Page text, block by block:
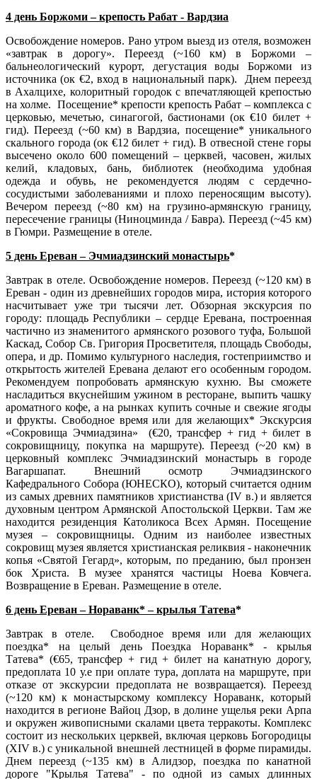
4 день Боржоми – крепость Рабат - Вардзиа
Освобождение номеров. Рано утром выезд из отеля, возможен
«завтрак в дорогу». Переезд (~160 км) в Боржоми –
бальнеологический курорт, дегустация воды Боржоми из
источника (ок €2, вход в национальный парк). Днем переезд
в Ахалцихе, колоритный городок с впечатляющей крепостью
на холме. Посещение* крепости крепость Рабат – комплекса с
церковью, мечетью, синагогой, бастионами (ок €10 билет +
гид). Переезд (~60 км) в Вардзиа, посещение* уникального
скального города (ок €12 билет + гид). В отвесной стене горы
высечено около 600 помещений – церквей, часовен, жилых
келий, кладовых, бань, библиотек (необходима удобная
одежда и обувь, не рекомендуется людям с сердечно-
сосудистыми заболеваниями и плохо переносящим высоту).
Вечером переезд (~80 км) на грузино-армянскую границу,
пересечение границы (Ниноцминда / Бавра). Переезд (~45 км)
в Гюмри. Размещение в отеле.
5 день Ереван – Эчмиадзинский монастырь*
Завтрак в отеле. Освобождение номеров. Переезд (~120 км) в
Ереван - один из древнейших городов мира, история которого
насчитывает уже три тысячи лет. Обзорная экскурсия по
городу: площадь Республики – сердце Еревана, построенная
частично из знаменитого армянского розового туфа, Большой
Каскад, Собор Св. Григория Просветителя, площадь Свободы,
опера, и др. Помимо культурного наследия, гостеприимство и
открытость жителей Еревана делают его особенным городом.
Рекомендуем попробовать армянскую кухню. Вы сможете
насладиться вкуснейшим ужином в ресторане, выпить чашку
ароматного кофе, a на рынках купить сочные и свежие ягоды
и фрукты. Свободное время или для желающих* Экскурсия
«Сокровища Эчмиадзина» (€20, трансфер + гид + билет в
сокровищницу, покупка на маршруте). Переезд (~20 км) в
церковный комплекс Эчмиадзинский монастырь в городе
Вагаршапат. Внешний осмотр Эчмиадзинского
Кафедрального Собора (ЮНЕСКО), который считается одним
из самых древних памятников христианства (IV в.) и является
духовным центром Армянской Апостольской Церкви. Там же
находится резиденция Католикоса Всех Армян. Посещение
музея – сокровищницы. Одним из наиболее известных
сокровищ музея является христианская реликвия - наконечник
копья «Святой Гегард», которым, по преданию, был пронзен
бок Христа. В музее хранятся частицы Ноева Ковчега.
Возвращение в Ереван. Размещение в отеле.
6 день Ереван – Нораванк* – крылья Татева*
Завтрак в отеле. Свободное время или для желающих
поездка* на целый день Поездка Нораванк* - крылья
Татева* (€65, трансфер + гид + билет на канатную дорогу,
предоплата 10 у.е при оплате тура, доплата на маршруте, при
отказе от экскурсии предоплата не возвращается). Переезд
(~120 км) к монастырскому комплексу Нораванк, который
находится в регионе Вайоц Дзор, в долине ущелья реки Арпа
и окружен живописными скалами цвета терракоты. Комплекс
состоит из нескольких церквей, включая церковь Богородицы
(XIV в.) с уникальной внешней лестницей в форме пирамиды.
Днем переезд (~135 км) в Алидзор, поездка по канатной
дороге "Крылья Татева" - по одной из самых длинных